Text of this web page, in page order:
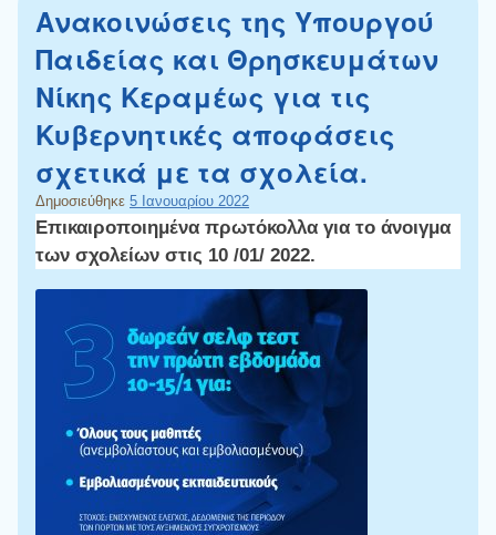
Ανακοινώσεις της Υπουργού
Παιδείας και Θρησκευμάτων
Νίκης Κεραμέως για τις
Κυβερνητικές αποφάσεις
σχετικά με τα σχολεία.
Δημοσιεύθηκε 5 Ιανουαρίου 2022
Επικαιροποιημένα πρωτόκολλα για το άνοιγμα
των σχολείων στις 10 /01/ 2022.